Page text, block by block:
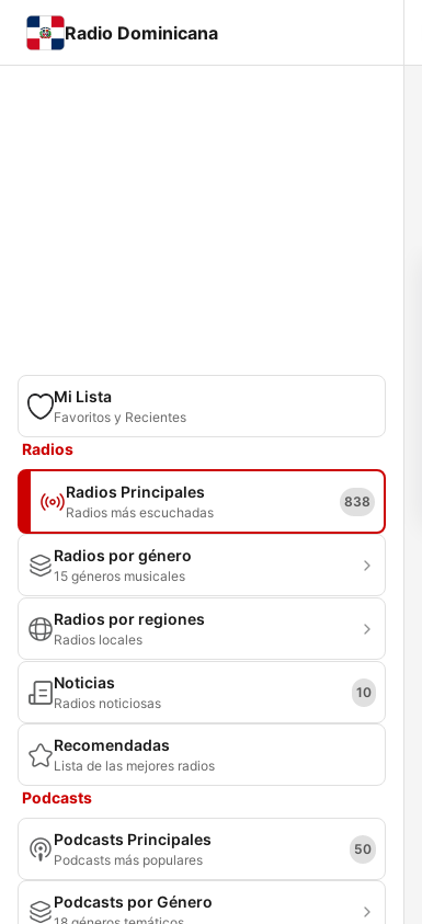
Radio Dominicana
Mi Lista
Favoritos y Recientes
Radios
Radios Principales
Radios más escuchadas
838
Radios por género
15 géneros musicales
Radios por regiones
Radios locales
Noticias
Radios noticiosas
10
Recomendadas
Lista de las mejores radios
Podcasts
Podcasts Principales
Podcasts más populares
50
Podcasts por Género